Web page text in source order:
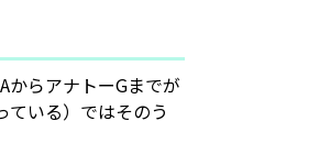
らアナトーGまでが
ている）ではそのう